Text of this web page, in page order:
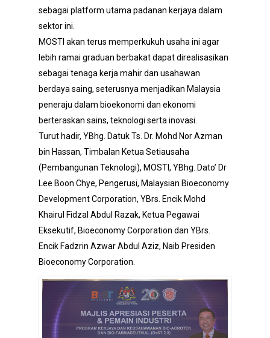
sebagai platform utama padanan kerjaya dalam
sektor ini.
MOSTI akan terus memperkukuh usaha ini agar
lebih ramai graduan berbakat dapat direalisasikan
sebagai tenaga kerja mahir dan usahawan
berdaya saing, seterusnya menjadikan Malaysia
peneraju dalam bioekonomi dan ekonomi
berteraskan sains, teknologi serta inovasi.
Turut hadir, YBhg. Datuk Ts. Dr. Mohd Nor Azman
bin Hassan, Timbalan Ketua Setiausaha
(Pembangunan Teknologi), MOSTI, YBhg. Dato’ Dr
Lee Boon Chye, Pengerusi, Malaysian Bioeconomy
Development Corporation, YBrs. Encik Mohd
Khairul Fidzal Abdul Razak, Ketua Pegawai
Eksekutif, Bioeconomy Corporation dan YBrs.
Encik Fadzrin Azwar Abdul Aziz, Naib Presiden
Bioeconomy Corporation.